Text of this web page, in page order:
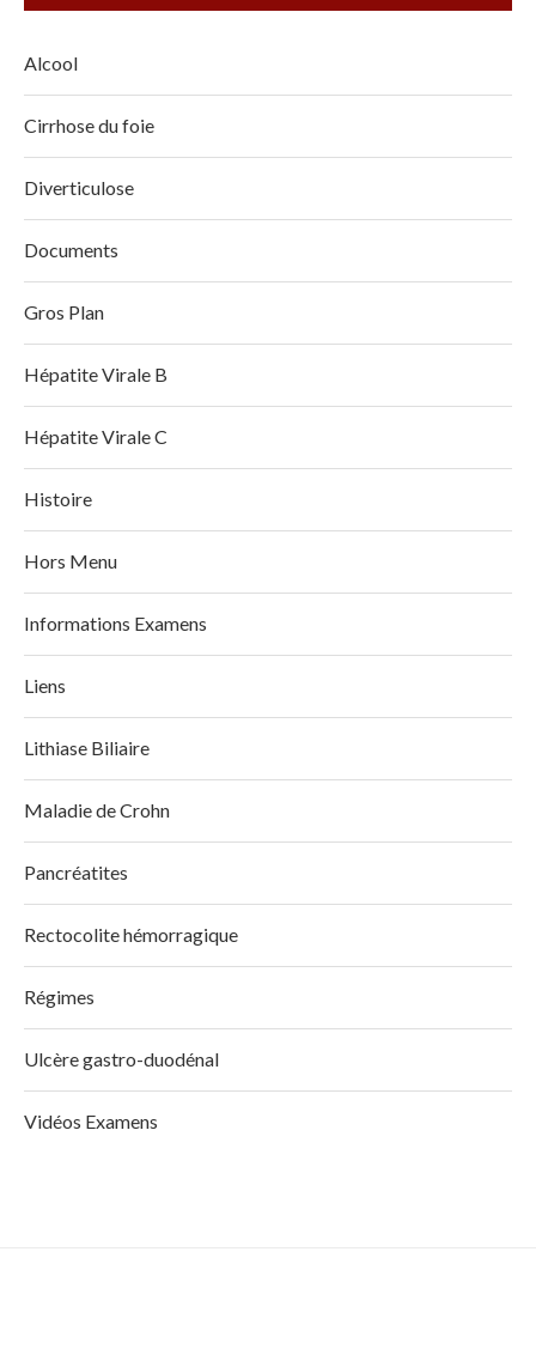
Alcool
Cirrhose du foie
Diverticulose
Documents
Gros Plan
Hépatite Virale B
Hépatite Virale C
Histoire
Hors Menu
Informations Examens
Liens
Lithiase Biliaire
Maladie de Crohn
Pancréatites
Rectocolite hémorragique
Régimes
Ulcère gastro-duodénal
Vidéos Examens